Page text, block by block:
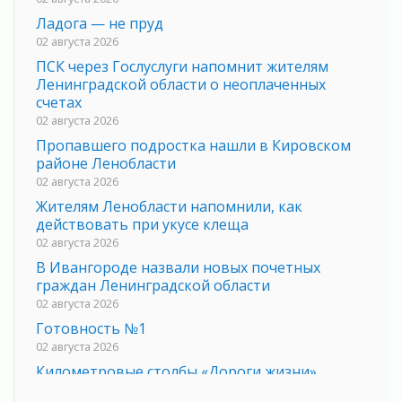
Ладога — не пруд
02 августа 2026
ПСК через Гослуслуги напомнит жителям
Ленинградской области о неоплаченных
счетах
02 августа 2026
Пропавшего подростка нашли в Кировском
районе Ленобласти
02 августа 2026
Жителям Ленобласти напомнили, как
действовать при укусе клеща
02 августа 2026
В Ивангороде назвали новых почетных
граждан Ленинградской области
02 августа 2026
Готовность №1
02 августа 2026
Километровые столбы «Дороги жизни»